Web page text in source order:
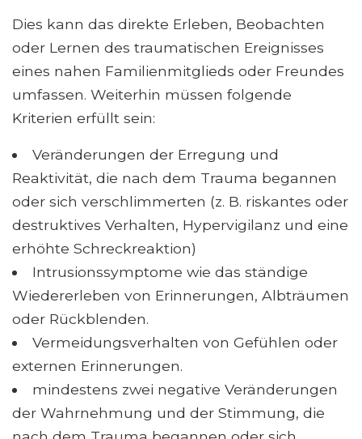
Dies kann das direkte Erleben, Beobachten
oder Lernen des traumatischen Ereignisses
eines nahen Familienmitglieds oder Freundes
umfassen. Weiterhin müssen folgende
Kriterien erfüllt sein:
Veränderungen der Erregung und
Reaktivität, die nach dem Trauma begannen
oder sich verschlimmerten (z. B. riskantes oder
destruktives Verhalten, Hypervigilanz und eine
erhöhte Schreckreaktion)
Intrusionssymptome wie das ständige
Wiedererleben von Erinnerungen, Albträumen
oder Rückblenden.
Vermeidungsverhalten von Gefühlen oder
externen Erinnerungen.
mindestens zwei negative Veränderungen
der Wahrnehmung und der Stimmung, die